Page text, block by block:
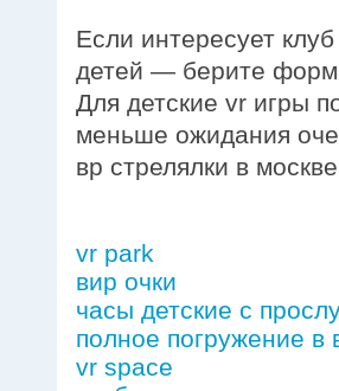
Если интересует
детей — берите
Для детские vr игры
меньше ожидания
вр стрелялки в
vr park
вир очки
часы детские с
полное погружение в
vr space